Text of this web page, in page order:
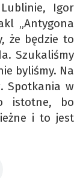
Igor
„Antygona
że będzie to
Szukaliśmy
byliśmy. Na
Spotkania w
istotne, bo
i to jest